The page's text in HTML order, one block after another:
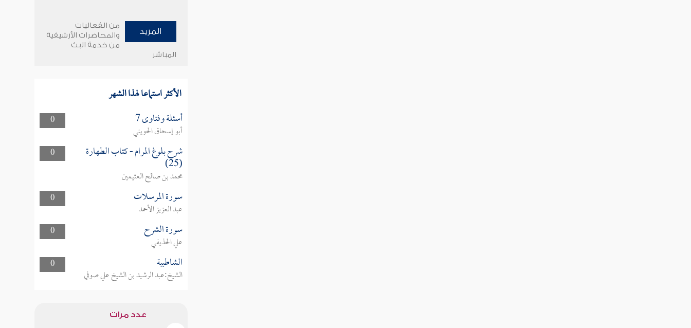
المزيد
من الفعاليات
والمحاضرات الأرشيفية
من خدمة البث
المباشر
الأكثر استماعا لهذا الشهر
0 أسئلة وفتاوى 7
أبو إسحاق الحويني
0
شرح بلوغ المرام - كتاب الطهارة
(25)
محمد بن صالح العثيمين
0
سورة المرسلات
عبد العزيز الأحمد
0
سورة الشرح
علي الحذيفي
0
الشاطبية
الشيخ:عبد الرشيد بن الشيخ علي صوفي
عدد مرات